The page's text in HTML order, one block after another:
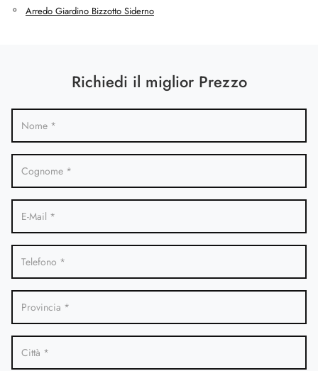
Arredo Giardino Bizzotto Siderno
Richiedi il miglior Prezzo